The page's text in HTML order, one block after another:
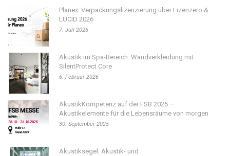
Planex: Verpackungslizenzierung über Lizenzero &
LUCID 2026
7. Juli 2026
Akustik im Spa-Bereich: Wandverkleidung mit
SilentProtect Core
6. Februar 2026
AkustikKompetenz auf der FSB 2025 –
Akustikelemente für die Lebensräume von morgen
30. September 2025
Akustiksegel: Akustik- und